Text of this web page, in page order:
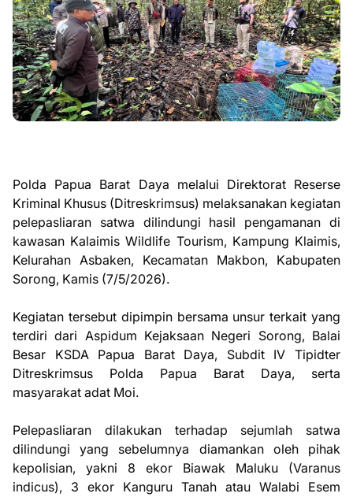
Polda Papua Barat Daya melalui Direktorat Reserse
Kriminal Khusus (Ditreskrimsus) melaksanakan kegiatan
pelepasliaran satwa dilindungi hasil pengamanan di
kawasan Kalaimis Wildlife Tourism, Kampung Klaimis,
Kelurahan Asbaken, Kecamatan Makbon, Kabupaten
Sorong, Kamis (7/5/2026).
Kegiatan tersebut dipimpin bersama unsur terkait yang
terdiri dari Aspidum Kejaksaan Negeri Sorong, Balai
Besar KSDA Papua Barat Daya, Subdit IV Tipidter
Ditreskrimsus Polda Papua Barat Daya, serta
masyarakat adat Moi.
Pelepasliaran dilakukan terhadap sejumlah satwa
dilindungi yang sebelumnya diamankan oleh pihak
kepolisian, yakni 8 ekor Biawak Maluku (Varanus
indicus), 3 ekor Kanguru Tanah atau Walabi Esem